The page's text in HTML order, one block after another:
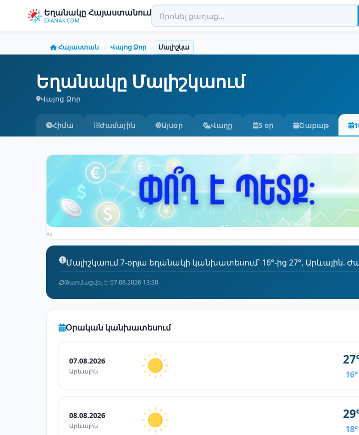
Եղանակը Հայաստանում
EXANAK.COM
Հայաստան › Վայոց Ձոր › Մալիշկա
Եղանակը Մալիշկաում
Վայոց Ձոր
Հիմա Ժամային Այսօր Վաղը 5 օր Շաբաթ
Ad
Մալիշկաում 7-օրյա եղանակի կանխատեսում՝ 16°-ից 27°, Արևային.
Թարմացվել է: 07.08.2026 13:30
Օրական կանխատեսում
07.08.2026
Արևային 16°
08.08.2026
Արևային 18°